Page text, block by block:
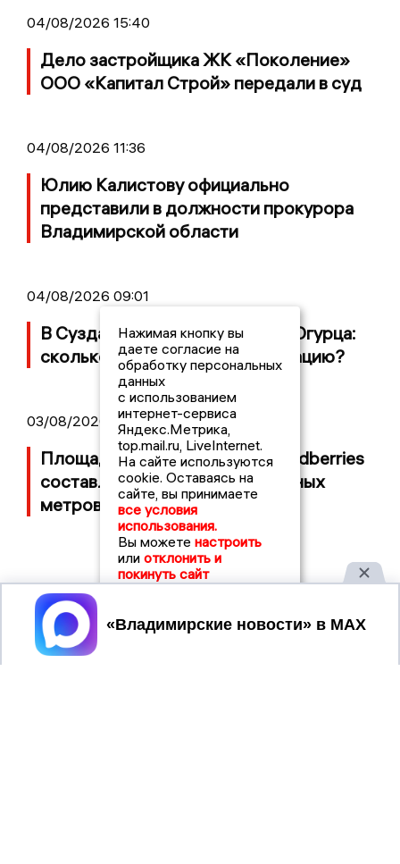
04/08/2026 15:40
Дело застройщика ЖК «Поколение»
ООО «Капитал Строй» передали в суд
04/08/2026 11:36
Юлию Калистову официально
представили в должности прокурора
Владимирской области
04/08/2026 09:01
В Суздале прошёл Фестиваль Огурца:
сколько потратили на организацию?
03/08/2026 14:13
Площадь пожара на складе Wildberries
составляет 100 тысяч квадратных
метров
ВЛАДИМИРСКИЕ
НОВОСТИ
2017 © NEWSVLADIMIR.RU | СИ
«Информационное агентство
Нажимая кнопку вы
даете согласие на
обработку персональных
данных
с использованием
интернет-сервиса
Яндекс.Метрика,
top.mail.ru, LiveInternet.
На сайте используются
cookie. Оставаясь на
сайте, вы принимаете
все условия
использования.
Вы можете настроить
или отклонить и
покинуть сайт
Принять